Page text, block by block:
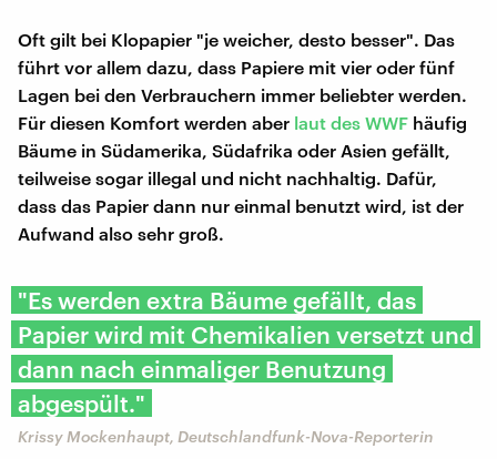
Oft gilt bei Klopapier "je weicher, desto besser". Das
führt vor allem dazu, dass Papiere mit vier oder fünf
Lagen bei den Verbrauchern immer beliebter werden.
Für diesen Komfort werden aber laut des WWF häufig
Bäume in Südamerika, Südafrika oder Asien gefällt,
teilweise sogar illegal und nicht nachhaltig. Dafür,
dass das Papier dann nur einmal benutzt wird, ist der
Aufwand also sehr groß.
"Es werden extra Bäume gefällt, das
Papier wird mit Chemikalien versetzt und
dann nach einmaliger Benutzung
abgespült."
Krissy Mockenhaupt, Deutschlandfunk-Nova-Reporterin